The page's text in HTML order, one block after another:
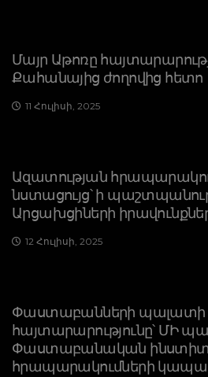
Մայր Աթոռը
Քահանայից ժողովից հետո
11 Հուլիսի, 2025
Ազատության
նստացույց՝ ի
Արցախցիների
12 Հուլիսի, 2025
Փաստաբանների պալատի
հայտարարությունը՝ ՄԻ
Փաստաբանական
հրապարակումների